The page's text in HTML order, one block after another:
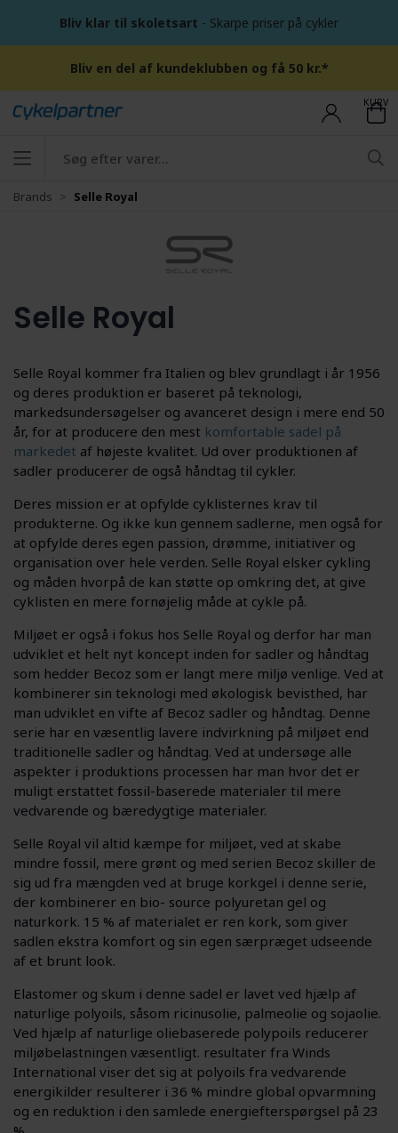
Bliv klar til skoletsart - Skarpe priser på cykler
Bliv en del af kundeklubben og få 50 kr.*
KURV
Brands Selle Royal
Selle Royal
Selle Royal kommer fra Italien og blev grundlagt i år 1956
og deres produktion er baseret på teknologi,
markedsundersøgelser og avanceret design i mere end 50
år, for at producere den mest komfortable sadel på
markedet af højeste kvalitet. Ud over produktionen af
sadler producerer de også håndtag til cykler.
Deres mission er at opfylde cyklisternes krav til
produkterne. Og ikke kun gennem sadlerne, men også for
at opfylde deres egen passion, drømme, initiativer og
organisation over hele verden. Selle Royal elsker cykling
og måden hvorpå de kan støtte op omkring det, at give
cyklisten en mere fornøjelig måde at cykle på.
Miljøet er også i fokus hos Selle Royal og derfor har man
udviklet et helt nyt koncept inden for sadler og håndtag
som hedder Becoz som er langt mere miljø venlige. Ved at
kombinerer sin teknologi med økologisk bevisthed, har
man udviklet en vifte af Becoz sadler og håndtag. Denne
serie har en væsentlig lavere indvirkning på miljøet end
traditionelle sadler og håndtag. Ved at undersøge alle
aspekter i produktions processen har man hvor det er
muligt erstattet fossil-baserede materialer til mere
vedvarende og bæredygtige materialer.
Selle Royal vil altid kæmpe for miljøet, ved at skabe
mindre fossil, mere grønt og med serien Becoz skiller de
sig ud fra mængden ved at bruge korkgel i denne serie,
der kombinerer en bio- source polyuretan gel og
naturkork. 15 % af materialet er ren kork, som giver
sadlen ekstra komfort og sin egen særpræget udseende
af et brunt look.
Elastomer og skum i denne sadel er lavet ved hjælp af
naturlige polyoils, såsom ricinusolie, palmeolie og sojaolie.
Ved hjælp af naturlige oliebaserede polypoils reducerer
miljøbelastningen væsentligt. resultater fra Winds
International viser det sig at polyoils fra vedvarende
energikilder resulterer i 36 % mindre global opvarmning
og en reduktion i den samlede energiefterspørgsel på 23